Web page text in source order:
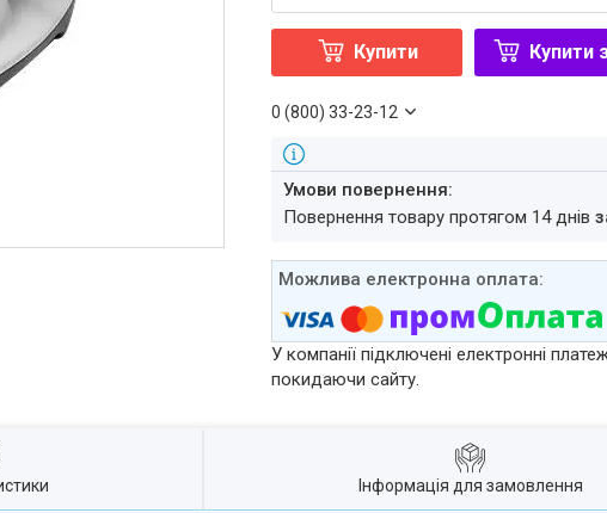
Купити Купити
0 (800) 33-23-12
повернення товару протягом 14 днів
У компанії підключені електронні
покидаючи сайту.
Інформація для замовлення